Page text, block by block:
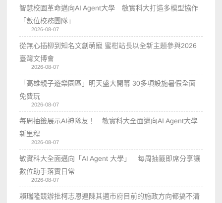
智慧校園革命邁向AI Agent大學 敏實科大打造多模型協作
「數位校務團隊」
2026-08-07
從無心插柳到知名文創萌寵 蜜柑站長以全新主題參與2026
臺灣文博會
2026-08-07
「高雄親子遊樂園區」明天盛大開幕 30多項設施暑假全面
免費玩
2026-08-07
每周抽籤展示AI神隊友！ 敏實科大全面邁向AI Agent大學
新里程
2026-08-07
敏實科大全面邁向「AI Agent 大學」 每周抽籤即席分享讓
數位助手落實日常
2026-08-07
賴瑞隆競辦批柯志恩連陳其邁市府目前的施政方向都搞不清